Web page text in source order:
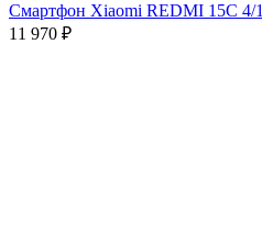
Смартфон Xiaomi REDMI 15C 4/
11 970 ₽